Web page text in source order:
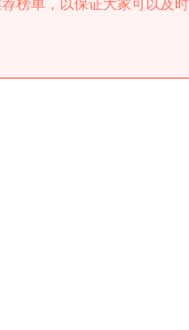
榜单，以保证大家可以及